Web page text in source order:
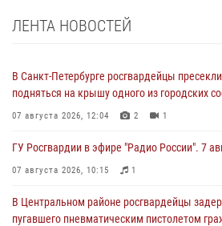
ЛЕНТА НОВОСТЕЙ
В Санкт-Петербурге росгвардейцы
подняться на крышу одного из городских
07 августа 2026, 12:04 2 1
ГУ Росгвардии в эфире "Радио России". 7
07 августа 2026, 10:15 1
В Центральном районе росгвардейцы
пугавшего пневматическим пистолетом